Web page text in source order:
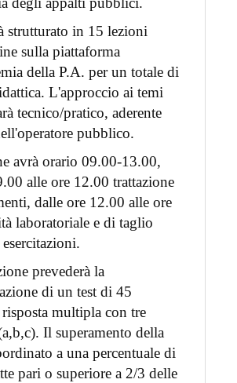
strutturato in 15 lezioni
sulla piattaforma
della P.A. per un totale di
L'approccio ai temi
tecnico/pratico, aderente
pubblico.
avrà orario 09.00-13.00,
alle ore 12.00 trattazione
dalle ore 12.00 alle ore
laboratoriale e di taglio
prevederà la
di un test di 45
multipla con tre
Il superamento della
a una percentuale di
pari o superiore a 2/3 delle